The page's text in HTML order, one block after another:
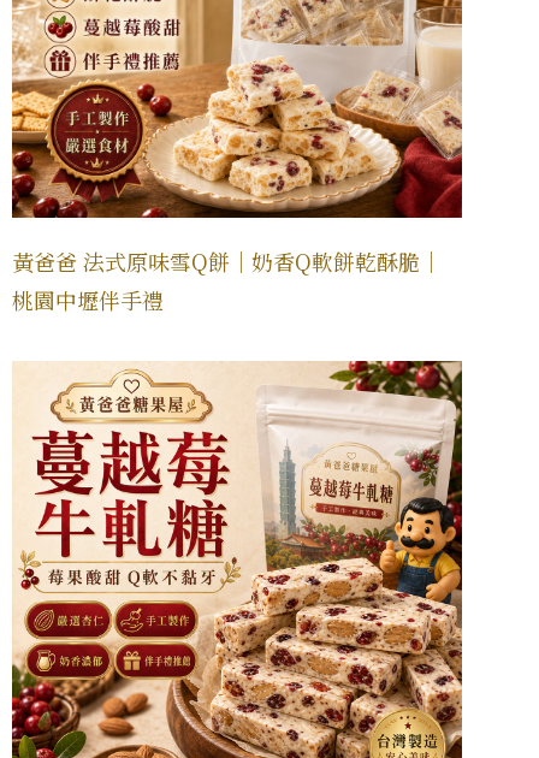
黃爸爸 法式原味雪Q餅｜奶香Q軟餅乾酥脆｜
桃園中壢伴手禮